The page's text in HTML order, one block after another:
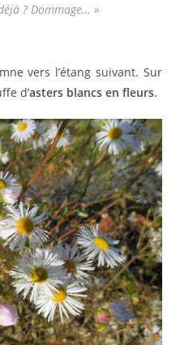
? Dommage… »
vers l’étang suivant. Sur
d’asters blancs en fleurs.